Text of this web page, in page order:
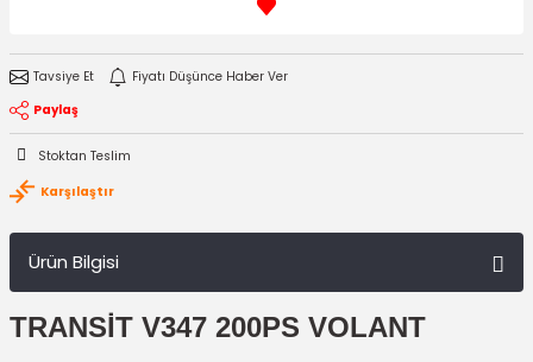
Tavsiye Et
Fiyatı Düşünce Haber Ver
Paylaş
Stoktan Teslim
Karşılaştır
Ürün Bilgisi
TRANSİT V347 200PS VOLANT